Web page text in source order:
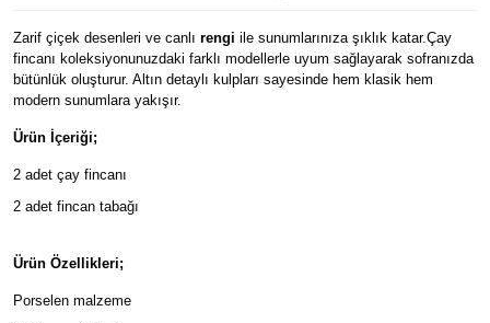
Zarif çiçek desenleri ve canlı rengi ile sunumlarınıza şıklık katar.Çay
fincanı koleksiyonunuzdaki farklı modellerle uyum sağlayarak sofranızda
bütünlük oluşturur. Altın detaylı kulpları sayesinde hem klasik hem
modern sunumlara yakışır.
Ürün İçeriği;
2 adet çay fincanı
2 adet fincan tabağı
Ürün Özellikleri;
Porselen malzeme